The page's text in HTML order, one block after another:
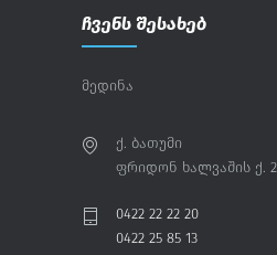
ჩვენს შესახებ
მედინა
ქ. ბათუმი
ფრიდონ ხალვაშის ქ.
0422 22 22 20
0422 25 85 13